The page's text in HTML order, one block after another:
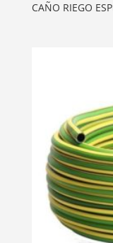
CAÑO RIEGO